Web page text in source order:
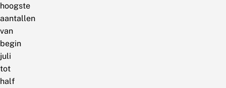
hoogste
aantallen
van
begin
juli
tot
half